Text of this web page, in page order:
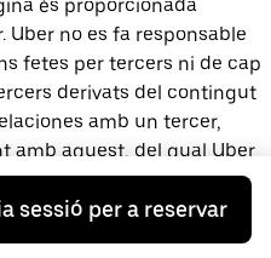
és proporcionada
no es fa responsable
fetes per tercers ni de cap
derivats del contingut
amb un tercer,
amb aquest, del qual Uber
contacta directament amb
sessió per a reservar